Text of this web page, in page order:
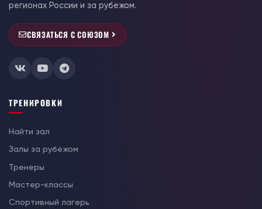
регионах России и за рубежом.
СВЯЗАТЬСЯ С СОЮЗОМ
ТРЕНИРОВКИ
Найти зал
Залы за рубежом
Тренеры
Мастер-классы
Спортивный лагерь